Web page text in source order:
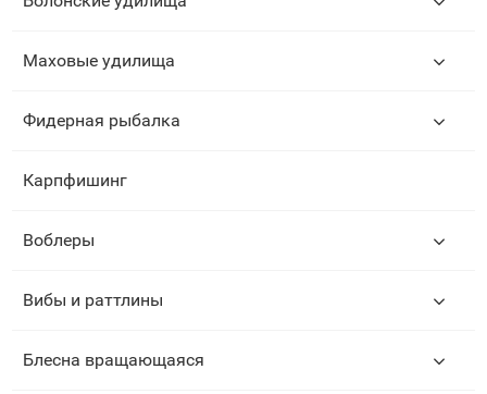
Маховые удилища
Фидерная рыбалка
Карпфишинг
Воблеры
Вибы и раттлины
Блесна вращающаяся